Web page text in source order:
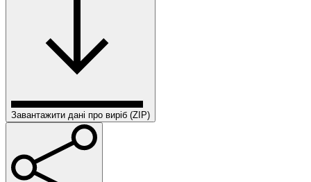
Завантажити дані про виріб (ZIP)